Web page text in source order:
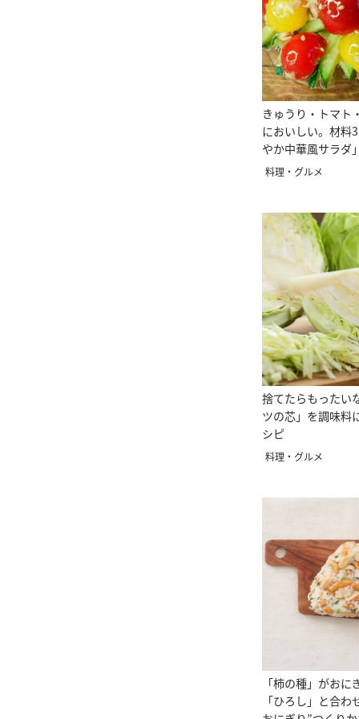
きゅうり・トマト
においしい。材料
やか中華風サラダ
料理・グルメ
捨てたらもったい
ツの芯」を調味料
シピ
料理・グルメ
「柿の種」がお
「ひろし」と合わ